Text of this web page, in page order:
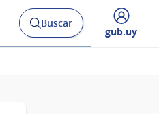
Abrir
buscador
Buscar
Desplegar
gub.uy